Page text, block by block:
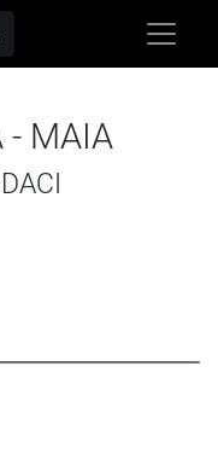
- MAIA